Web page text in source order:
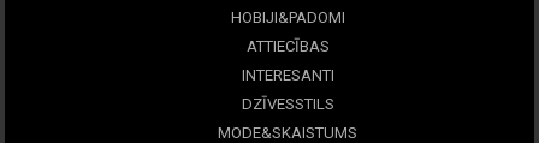
HOBIJI&PADOMI
ATTIECĪBAS
INTERESANTI
DZĪVESSTILS
MODE&SKAISTUMS